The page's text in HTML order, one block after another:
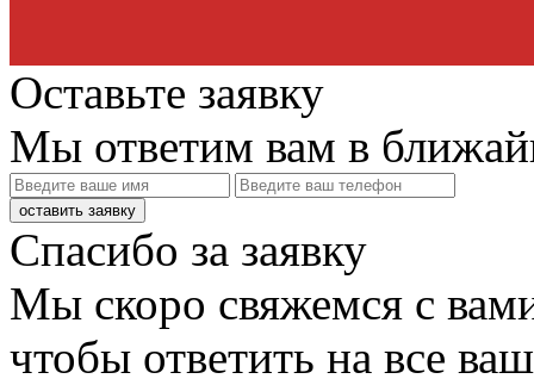
Оставьте заявку
Мы ответим вам в
оставить заявку
Спасибо за заявку
Мы скоро свяжемся с
чтобы ответить на все